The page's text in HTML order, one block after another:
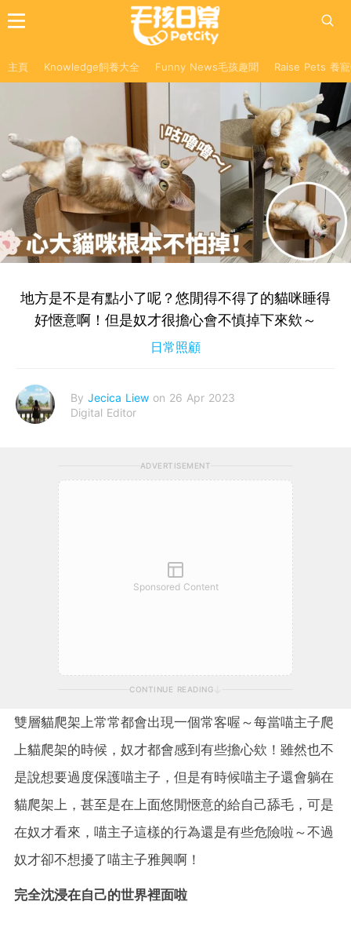
主頁 Knowledge飼養大全 Funny News毛孩趣聞 Raise Pets 養
地方是不是有點小了呢？悠閒得不得了的貓咪睡得
好愜意啊！但是奴才很擔心會不慎掉下來欸～
日常照顧
By Jecica Liew on 26 Apr 2023
Digital Editor
ADVERTISEMENT
Sponsored Content
CONTINUE READING
雙層貓爬架上常常都會出現一個常客喔～每當喵主子爬
上貓爬架的時候，奴才都會感到有些擔心欸！雖然也不
是說想要過度保護喵主子，但是有時候喵主子還會躺在
貓爬架上，甚至是在上面悠閒愜意的給自己舔毛，可是
在奴才看來，喵主子這樣的行為還是有些危險啦～不過
奴才卻不想擾了喵主子雅興啊！
完全沈浸在自己的世界裡面啦